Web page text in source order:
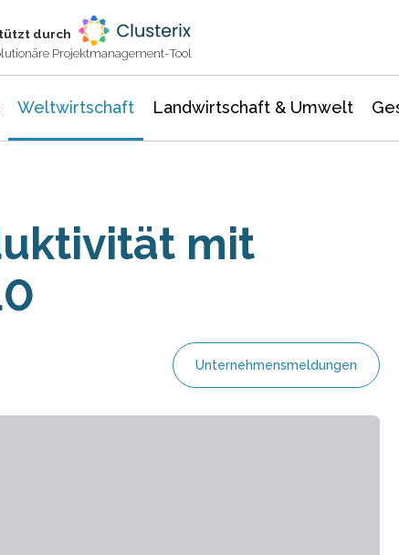
durch
Projektmanagement-Tool
Weltwirtschaft Landwirtschaft & Umwelt
mit
Unternehmensmeldungen